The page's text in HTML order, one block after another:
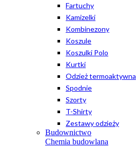
Fartuchy
Kamizelki
Kombinezony
Koszule
Koszulki Polo
Kurtki
Odzież termoaktywna
Spodnie
Szorty
T-Shirty
Zestawy odzieży
Budownictwo
Chemia budowlana